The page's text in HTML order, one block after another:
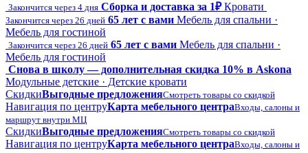
Закончится через 4 дня Сборка и доставка за 1₽ Кровати
Закончится через 26 дней 65 лет с вами Мебель для спальни ·
Мебель для гостиной
Закончится через 26 дней 65 лет с вами Мебель для спальни ·
Мебель для гостиной
Снова в школу — дополнительная скидка 10% в Askona
Модульные детские · Детские кровати
СкидкиВыгодные предложенияСмотреть товары со скидкой
Навигация по центруКарта мебельного центраВходы, салоны и
маршрут внутри МЦ
СкидкиВыгодные предложенияСмотреть товары со скидкой
Навигация по центруКарта мебельного центраВходы, салоны и